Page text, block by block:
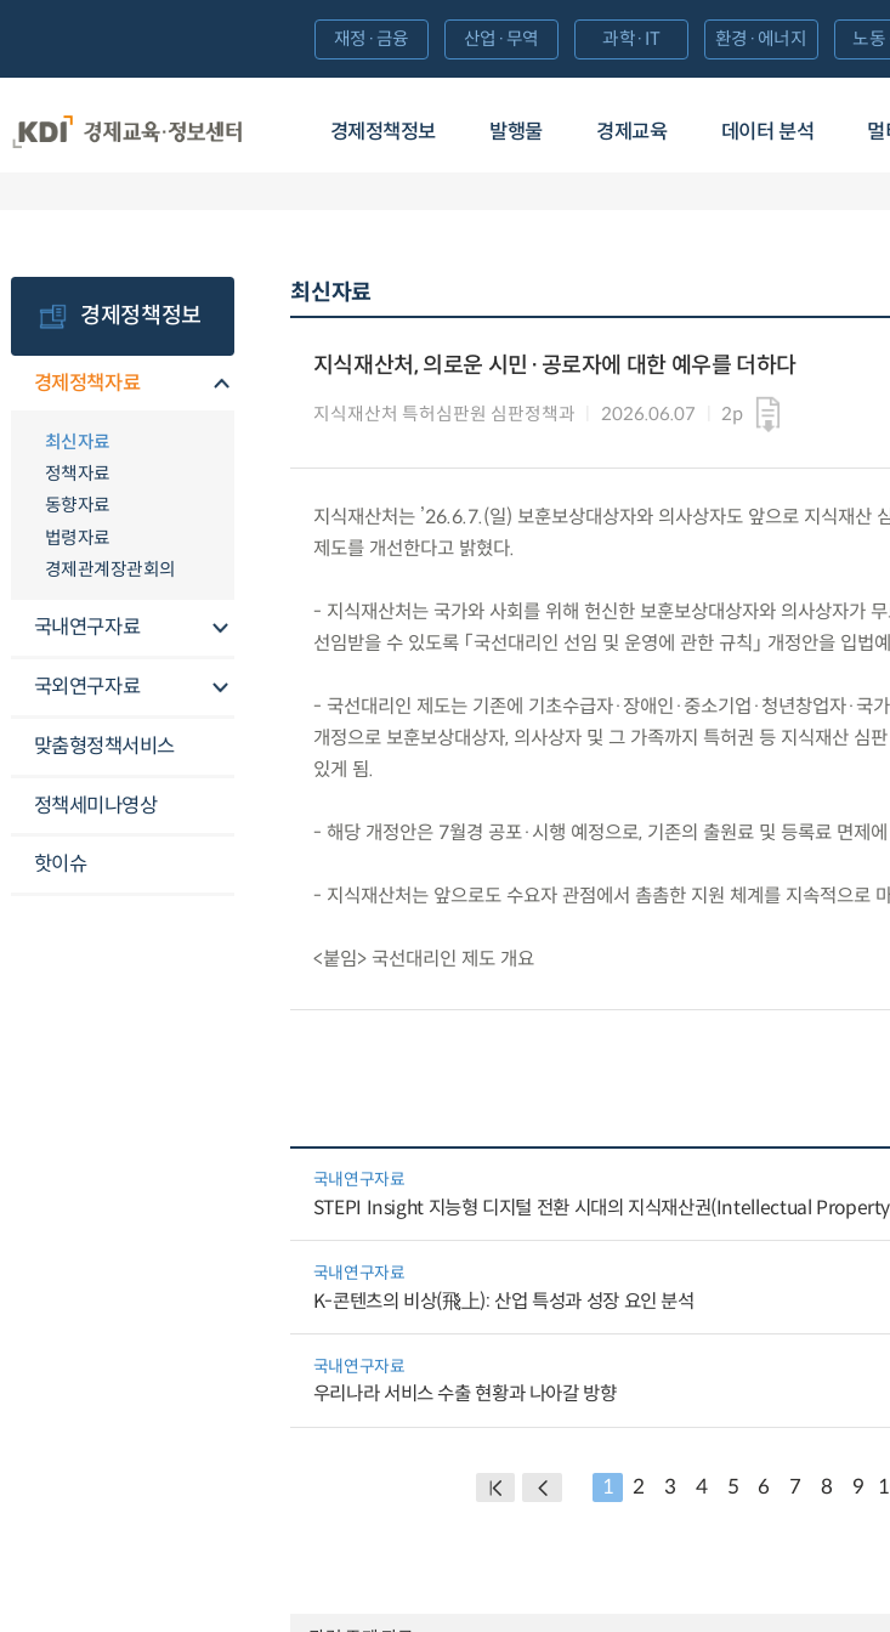
경제정책정보 발행물 경제교육 데이터 분석
재정·금융 산업·무역 과학·IT 환경·에너지 노동
경제정책정보
경제정책자료
최신자료
정책자료
동향자료
법령자료
경제관계장관회의
국내연구자료
국외연구자료
맞춤형정책서비스
정책세미나영상
핫이슈
최신자료
지식재산처, 의로운 시민·공로자에 대한 예우를 더하다
지식재산처 특허심판원 심판정책과 2026.06.07 2p
지식재산처는 ’26.6.7.(일) 보훈보상대상자와 의사상자도 앞으로 지식재산
제도를 개선한다고 밝혔다.
- 지식재산처는 국가와 사회를 위해 헌신한 보훈보상대상자와 의사상자가
선임받을 수 있도록 「국선대리인 선임 및 운영에 관한 규칙」 개정안을 입법
- 국선대리인 제도는 기존에 기초수급자·장애인·중소기업·청년창업자·국
개정으로 보훈보상대상자, 의사상자 및 그 가족까지 특허권 등 지식재산 심
있게 됨.
- 해당 개정안은 7월경 공포·시행 예정으로, 기존의 출원료 및 등록료 면제
- 지식재산처는 앞으로도 수요자 관점에서 촘촘한 지원 체계를 지속적으로
<붙임> 국선대리인 제도 개요
국내연구자료
STEPI Insight 지능형 디지털 전환 시대의 지식재산권(Intellectual
국내연구자료
K-콘텐츠의 비상(飛上): 산업 특성과 성장 요인 분석
국내연구자료
우리나라 서비스 수출 현황과 나아갈 방향
1 2 3 4 5 6 7 8 9